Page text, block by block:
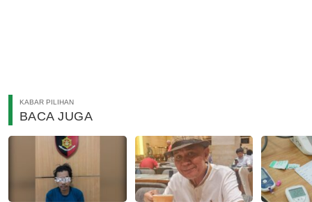
KABAR PILIHAN
BACA JUGA